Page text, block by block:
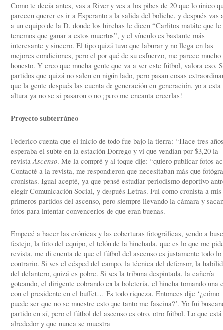
Como te decía antes, vas a River y ves a los pibes de 20 que lo único
parecen querer es ir a Esperanto a la salida del boliche, y después vas
a un equipo de la D, donde los hinchas le dicen “Carlitos matáte que le
tenemos que ganar a estos muertos”, y el vínculo es bastante más
interesante y sincero. El tipo quizá tuvo que laburar y no llega en las
mejores condiciones, pero el por qué de su esfuerzo, me parece mucho
honesto. Y creo que mucha gente que va a ver este fútbol, valora eso.
partidos que quizá no salen en nigún lado, pero pasan cosas
que la gente después las cuenta de generación en generación, yo a esta
altura ya no se si pasaron o no ¡pero me encanta creerlas!
Proyecto subterráneo
Federico cuenta que el inicio de todo fue bajo la tierra: “Hace tres años
esperaba el subte en la estación Dorrego y vi que vendían por $3,20 la
revistaAscenso. Me la compré y al toque dije: “quiero publicar fotos
Contacté a la revista, me respondieron que necesitaban más que
cronistas. Igual acepté, ya que pensé estudiar periodismo deportivo
elegir Comunicación Social, y después Letras. Fui como cronista a mis
primeros partidos del ascenso, pero siempre llevando la cámara y
fotos para intentar convencerlos de que eran buenas.
Empecé a hacer las crónicas y las coberturas fotográficas, yendo a
festejo, la foto del equipo, el telón de la hinchada, que es lo que me
revista, me di cuenta de que el fútbol del ascenso es justamente todo lo
contrario. Si ves el césped del campo, la técnica del defensor, la
del delantero, quizá es pobre. Si ves la tribuna despintada, la cañería
goteando, el dirigente cobrando en la boletería, el hincha tomando una
con el presidente en el buffet… Es todo riqueza. Entonces dije ‘¿cómo
puede ser que no se muestre esto que tanto me fascina?’. Yo fui
partido en sí, pero el fútbol del ascenso es otro, otro fútbol. Lo que está
alrededor y que nunca se muestra.